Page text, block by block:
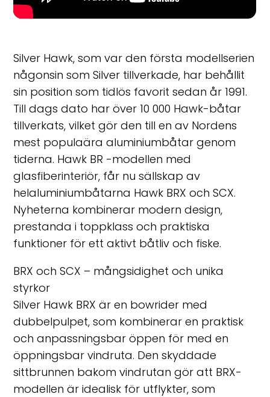
Silver Hawk, som var den första modellserien
någonsin som Silver tillverkade, har behållit
sin position som tidlös favorit sedan år 1991.
Till dags dato har över 10 000 Hawk-båtar
tillverkats, vilket gör den till en av Nordens
mest populaära aluminiumbåtar genom
tiderna. Hawk BR -modellen med
glasfiberinteriör, får nu sällskap av
helaluminiumbåtarna Hawk BRX och SCX.
Nyheterna kombinerar modern design,
prestanda i toppklass och praktiska
funktioner för ett aktivt båtliv och fiske.
BRX och SCX – mångsidighet och unika
styrkor
Silver Hawk BRX är en bowrider med
dubbelpulpet, som kombinerar en praktisk
och anpassningsbar öppen för med en
öppningsbar vindruta. Den skyddade
sittbrunnen bakom vindrutan gör att BRX-
modellen är idealisk för utflykter, som